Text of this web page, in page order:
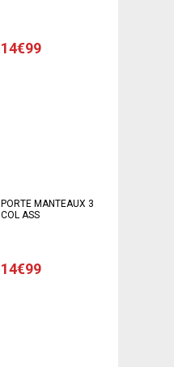
14€99
PORTE MANTEAUX 3
COL ASS
14€99